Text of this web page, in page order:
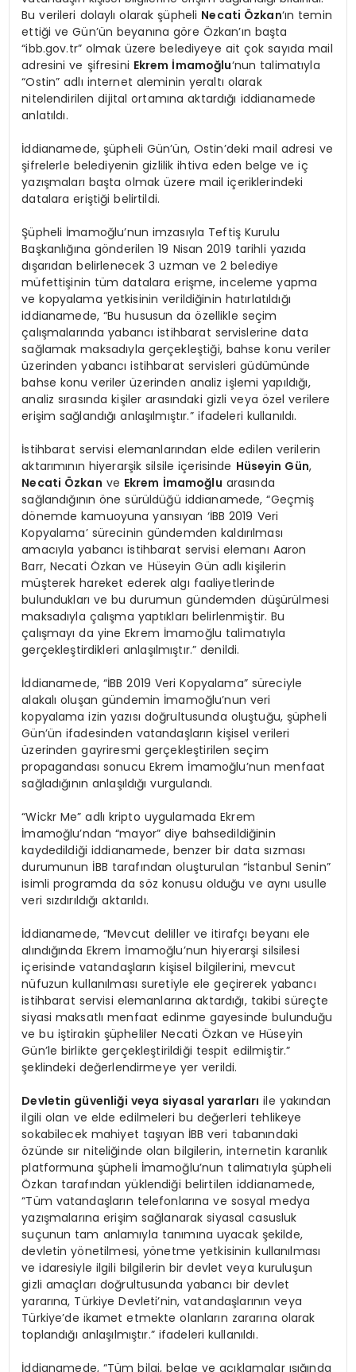
Bu verileri dolaylı olarak şüpheli Necati Özkan‘ın temin
ettiği ve Gün’ün beyanına göre Özkan’ın başta
“ibb.gov.tr” olmak üzere belediyeye ait çok sayıda mail
adresini ve şifresini Ekrem İmamoğlu‘nun talimatıyla
“Ostin” adlı internet aleminin yeraltı olarak
nitelendirilen dijital ortamına aktardığı iddianamede
anlatıldı.
İddianamede, şüpheli Gün’ün, Ostin’deki mail adresi ve
şifrelerle belediyenin gizlilik ihtiva eden belge ve iç
yazışmaları başta olmak üzere mail içeriklerindeki
datalara eriştiği belirtildi.
Şüpheli İmamoğlu’nun imzasıyla Teftiş Kurulu
Başkanlığına gönderilen 19 Nisan 2019 tarihli yazıda
dışarıdan belirlenecek 3 uzman ve 2 belediye
müfettişinin tüm datalara erişme, inceleme yapma
ve kopyalama yetkisinin verildiğinin hatırlatıldığı
iddianamede, “Bu hususun da özellikle seçim
çalışmalarında yabancı istihbarat servislerine data
sağlamak maksadıyla gerçekleştiği, bahse konu veriler
üzerinden yabancı istihbarat servisleri güdümünde
bahse konu veriler üzerinden analiz işlemi yapıldığı,
analiz sırasında kişiler arasındaki gizli veya özel verilere
erişim sağlandığı anlaşılmıştır.” ifadeleri kullanıldı.
İstihbarat servisi elemanlarından elde edilen verilerin
aktarımının hiyerarşik silsile içerisinde Hüseyin Gün,
Necati Özkan ve Ekrem İmamoğlu arasında
sağlandığının öne sürüldüğü iddianamede, “Geçmiş
dönemde kamuoyuna yansıyan ‘İBB 2019 Veri
Kopyalama’ sürecinin gündemden kaldırılması
amacıyla yabancı istihbarat servisi elemanı Aaron
Barr, Necati Özkan ve Hüseyin Gün adlı kişilerin
müşterek hareket ederek algı faaliyetlerinde
bulundukları ve bu durumun gündemden düşürülmesi
maksadıyla çalışma yaptıkları belirlenmiştir. Bu
çalışmayı da yine Ekrem İmamoğlu talimatıyla
gerçekleştirdikleri anlaşılmıştır.” denildi.
İddianamede, “İBB 2019 Veri Kopyalama” süreciyle
alakalı oluşan gündemin İmamoğlu’nun veri
kopyalama izin yazısı doğrultusunda oluştuğu, şüpheli
Gün’ün ifadesinden vatandaşların kişisel verileri
üzerinden gayriresmi gerçekleştirilen seçim
propagandası sonucu Ekrem İmamoğlu’nun menfaat
sağladığının anlaşıldığı vurgulandı.
“Wickr Me” adlı kripto uygulamada Ekrem
İmamoğlu’ndan “mayor” diye bahsedildiğinin
kaydedildiği iddianamede, benzer bir data sızması
durumunun İBB tarafından oluşturulan “İstanbul Senin”
isimli programda da söz konusu olduğu ve aynı usulle
veri sızdırıldığı aktarıldı.
İddianamede, “Mevcut deliller ve itirafçı beyanı ele
alındığında Ekrem İmamoğlu’nun hiyerarşi silsilesi
içerisinde vatandaşların kişisel bilgilerini, mevcut
nüfuzun kullanılması suretiyle ele geçirerek yabancı
istihbarat servisi elemanlarına aktardığı, takibi süreçte
siyasi maksatlı menfaat edinme gayesinde bulunduğu
ve bu iştirakin şüpheliler Necati Özkan ve Hüseyin
Gün’le birlikte gerçekleştirildiği tespit edilmiştir.”
şeklindeki değerlendirmeye yer verildi.
Devletin güvenliği veya siyasal yararları ile yakından
ilgili olan ve elde edilmeleri bu değerleri tehlikeye
sokabilecek mahiyet taşıyan İBB veri tabanındaki
özünde sır niteliğinde olan bilgilerin, internetin karanlık
platformuna şüpheli İmamoğlu’nun talimatıyla şüpheli
Özkan tarafından yüklendiği belirtilen iddianamede,
“Tüm vatandaşların telefonlarına ve sosyal medya
yazışmalarına erişim sağlanarak siyasal casusluk
suçunun tam anlamıyla tanımına uyacak şekilde,
devletin yönetilmesi, yönetme yetkisinin kullanılması
ve idaresiyle ilgili bilgilerin bir devlet veya kuruluşun
gizli amaçları doğrultusunda yabancı bir devlet
yararına, Türkiye Devleti’nin, vatandaşlarının veya
Türkiye’de ikamet etmekte olanların zararına olarak
toplandığı anlaşılmıştır.” ifadeleri kullanıldı.
İddianamede, “Tüm bilgi, belge ve açıklamalar ışığında